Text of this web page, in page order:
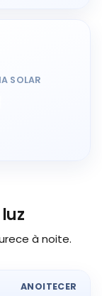
SOLAR
à noite.
ANOITECER